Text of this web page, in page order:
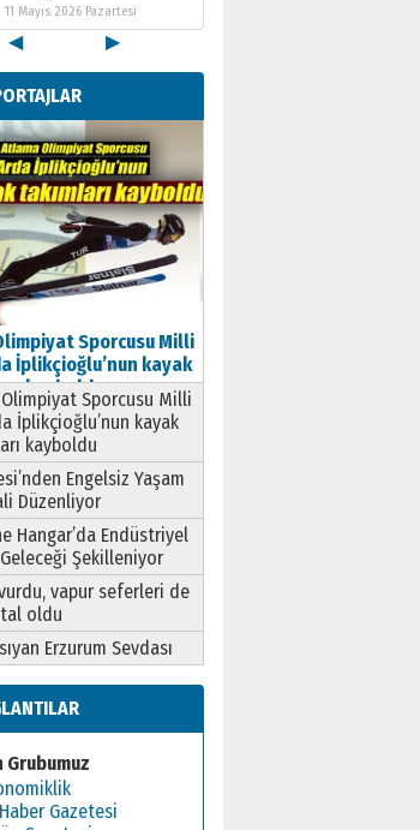
11 Mayıs 2026 Pazartesi
Kenan GÜLERCİ
Külünk: Aileyi Korumak
Korumaktır
11 Mayıs 2026 Pazartesi
◀ ▶
Sporcusu Milli
İplikçioğlu’nun kayak
kayboldu
Sporcusu Milli
İplikçioğlu’nun kayak
kayboldu
Engelsiz Yaşam
Düzenliyor
Hangar’da Endüstriyel
Şekilleniyor
vapur seferleri de
oldu
Erzurum Sevdası
Grubumuz
Gazetesi